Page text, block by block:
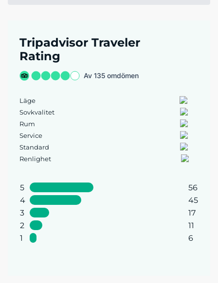
Tripadvisor Traveler
Rating
Av 135 omdömen
Läge
Sovkvalitet
Rum
Service
Standard
Renlighet
5
56
4
45
3
17
2
11
1
6